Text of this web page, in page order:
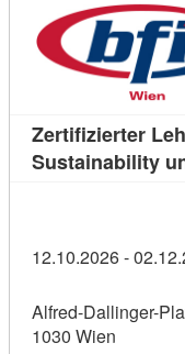
Zertifizierter
Sustainability
12.10.2026 -
Alfred-Dallinger-
1030 Wien